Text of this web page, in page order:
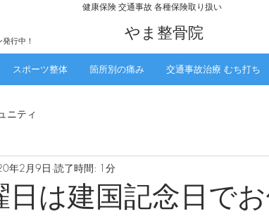
行中！
​健康保険 交通事故 各種保険取り扱い
​やま整骨院
スポーツ整体 箇所別の痛み 交通事故治療 むち打ち
ニティ
は建国記念日で
年2月9日 読了時間: 1分